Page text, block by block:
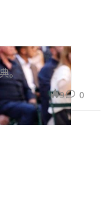
。
9 0